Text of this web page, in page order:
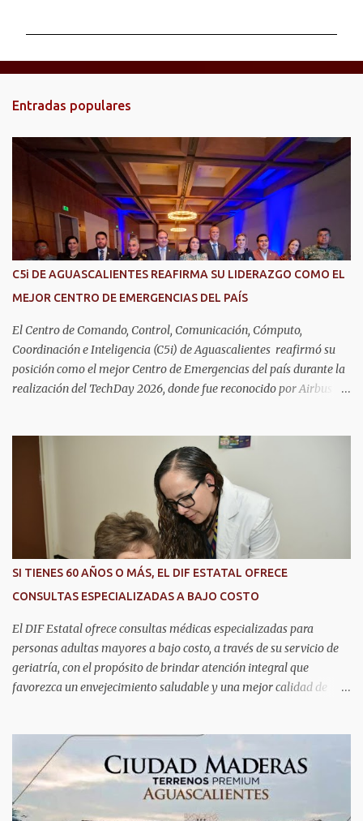
n
t
s
Entradas populares
C5i DE AGUASCALIENTES REAFIRMA SU LIDERAZGO COMO EL
MEJOR CENTRO DE EMERGENCIAS DEL PAÍS
El Centro de Comando, Control, Comunicación, Cómputo,
Coordinación e Inteligencia (C5i) de Aguascalientes reafirmó su
posición como el mejor Centro de Emergencias del país durante la
realización del TechDay 2026, donde fue reconocido por Airbus
seguridad pública y la atención de emergencias. Este encuentro
reunió a autoridades, especialistas nacionales e internacionales y
representantes de instituciones de seguridad para intercambiar
conocimientos y conocer las tendencias más avanzadas en la
materia. La titular del C5i, Michelle Olmos Álvarez, señaló que este
reconocimiento es resultado de la capacidad operativa, la
infraestructura tecnológica de vanguardia y los modelos
innovadores de coordinación institucional que distinguen al C5i de
Aguascalientes, posicionándose como un referente nacional en
materia de atención de emergencias. "Bajo el liderazgo de la
SI TIENES 60 AÑOS O MÁS, EL DIF ESTATAL OFRECE
CONSULTAS ESPECIALIZADAS A BAJO COSTO
El DIF Estatal ofrece consultas médicas especializadas para
personas adultas mayores a bajo costo, a través de su servicio de
geriatría, con el propósito de brindar atención integral que
favorezca un envejecimiento saludable y una mejor calidad de
fundamentalmente en la prevención, el diagnóstico y tratamiento
de las enfermedades más comunes en las personas mayores de 60
años, como diabetes, hipertensión, deterioro cognitivo y
alzhéimer, entre otros padecimientos. "Nuestros adultos mayores